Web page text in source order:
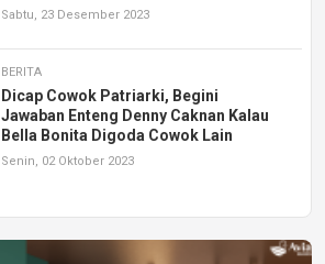
Sabtu, 23 Desember 2023
BERITA
Dicap Cowok Patriarki, Begini
Jawaban Enteng Denny Caknan Kalau
Bella Bonita Digoda Cowok Lain
Senin, 02 Oktober 2023